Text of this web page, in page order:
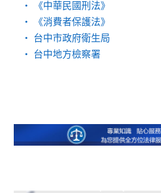
‧ 《中華民國刑法》
‧ 《消費者保護法》
‧ 台中市政府衛生局
‧ 台中地方檢察署